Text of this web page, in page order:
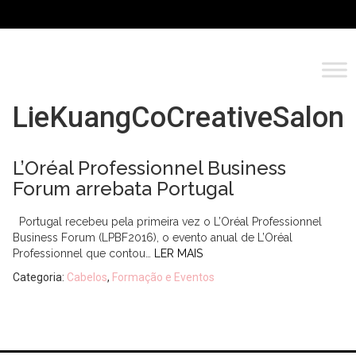
LieKuangCoCreativeSalon
L’Oréal Professionnel Business
Forum arrebata Portugal
Portugal recebeu pela primeira vez o L’Oréal Professionnel
Business Forum (LPBF2016), o evento anual de L’Oréal
Professionnel que contou…
LER MAIS
Categoria: Cabelos, Formação e Eventos